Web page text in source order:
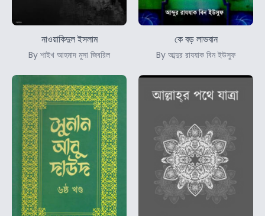
নাওয়াকিদুল ইসলাম
By শাইখ আহমাদ মুসা জিবরিল
কে বড় লাভবান
By আব্দুর রাযযাক বিন ইউসুফ